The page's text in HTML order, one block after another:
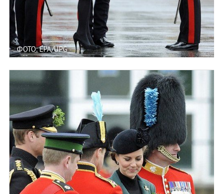
ФОТО: EPA/UPG